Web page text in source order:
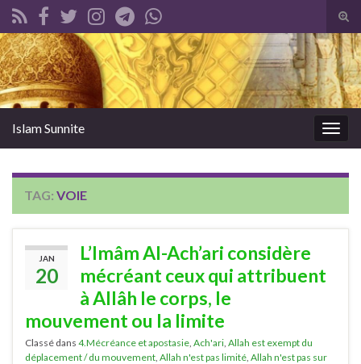
Search for:
Islam Sunnite
TAG: VOIE
JAN
20
L’Imâm Al-Ach’ari considère
mécréant ceux qui attribuent
à Allâh le corps, le
mouvement ou la limite
Classé dans 4.Mécréance et apostasie Ach'ari Allah est exempt du
déplacement / du mouvement Allah n'est pas limité Allah n'est pas sur